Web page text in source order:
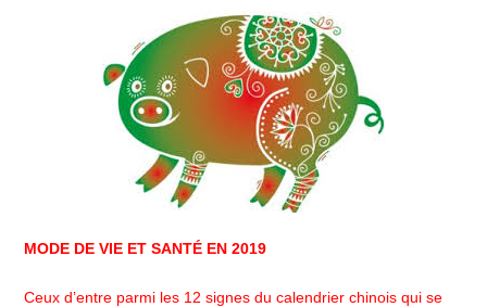
MODE DE VIE ET SANTÉ EN 2019
Ceux d’entre parmi les 12 signes du calendrier chinois qui se